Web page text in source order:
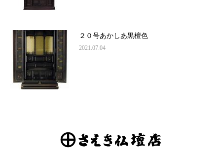
２０号あかしあ黒檀色
2021.07.04